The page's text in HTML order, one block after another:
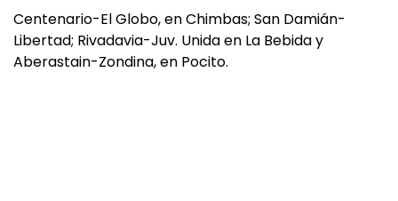
Centenario-El Globo, en Chimbas; San Damián-
Libertad; Rivadavia-Juv. Unida en La Bebida y
Aberastain-Zondina, en Pocito.